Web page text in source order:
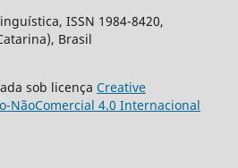
ISSN 1984-8420,
Brasil
sob licença Creative
NãoComercial 4.0 Internacional